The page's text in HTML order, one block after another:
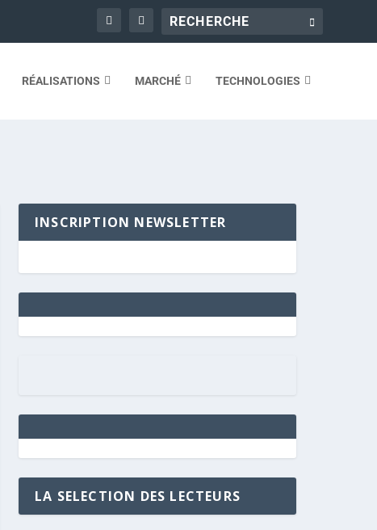
RÉALISATIONS MARCHÉ TECHNOLOGIES
INSCRIPTION NEWSLETTER
LA SELECTION DES LECTEURS